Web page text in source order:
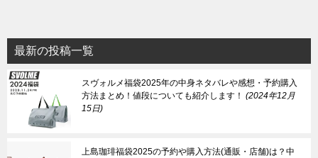
最新の投稿一覧
スヴォルメ福袋2025年の中身ネタバレや感想・予約購入
方法まとめ！値段についても紹介します！
2024年12月
15日
上島珈琲福袋2025の予約や購入方法(通販・店舗)は？中